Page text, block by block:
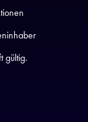
gültig.